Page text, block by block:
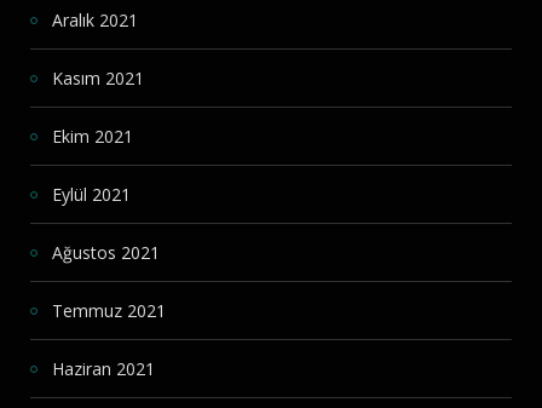
Aralık 2021
Kasım 2021
Ekim 2021
Eylül 2021
Ağustos 2021
Temmuz 2021
Haziran 2021